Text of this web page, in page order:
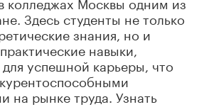
Здесь студенты не только
знания, но и
навыки,
успешной карьеры, что
на рынке труда. Узнать